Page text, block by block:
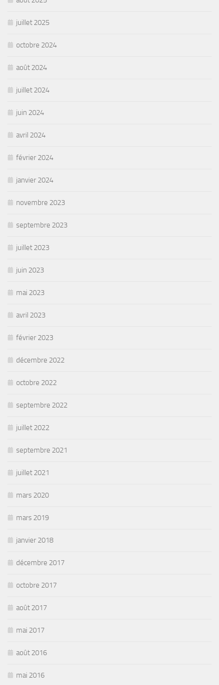
juillet 2025
octobre 2024
août 2024
juillet 2024
juin 2024
avril 2024
février 2024
janvier 2024
novembre 2023
septembre 2023
juillet 2023
juin 2023
mai 2023
avril 2023
février 2023
décembre 2022
octobre 2022
septembre 2022
juillet 2022
septembre 2021
juillet 2021
mars 2020
mars 2019
janvier 2018
décembre 2017
octobre 2017
août 2017
mai 2017
août 2016
mai 2016